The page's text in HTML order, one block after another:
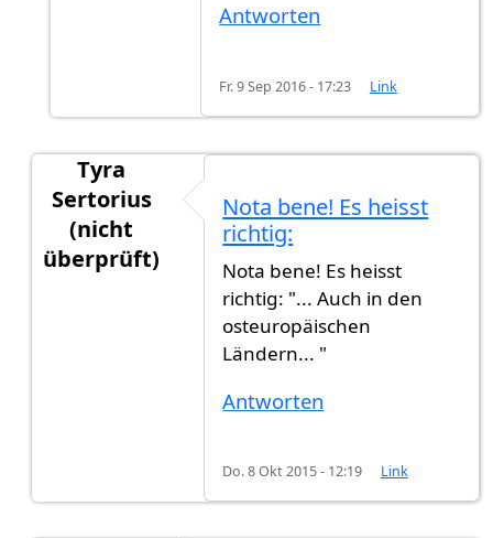
Antworten
Fr. 9 Sep 2016 - 17:23 Link
Tyra
Sertorius
(nicht
überprüft)
Auch in ost europischevon
Nota bene! Es heisst
richtig:
Nota bene! Es heisst
richtig: "... Auch in den
osteuropäischen
Ländern... "
Antworten
Do. 8 Okt 2015 - 12:19 Link